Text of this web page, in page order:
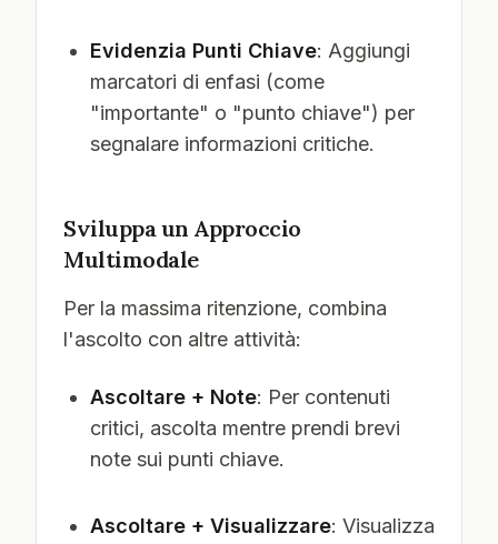
Evidenzia Punti Chiave: Aggiungi
marcatori di enfasi (come
"importante" o "punto chiave") per
segnalare informazioni critiche.
Sviluppa un Approccio
Multimodale
Per la massima ritenzione, combina
l'ascolto con altre attività:
Ascoltare + Note: Per contenuti
critici, ascolta mentre prendi brevi
note sui punti chiave.
Ascoltare + Visualizzare: Visualizza